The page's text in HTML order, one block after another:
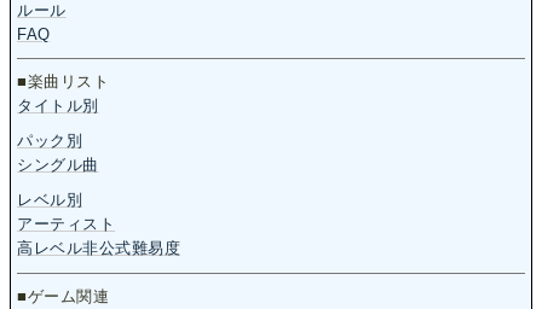
ルール
FAQ
■楽曲リスト
タイトル別
パック別
シングル曲
レベル別
アーティスト
高レベル非公式難易度
■ゲーム関連